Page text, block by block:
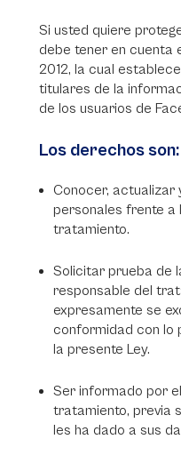
Si usted quiere
debe tener en cuenta
2012, la cual
titulares de la
de los usuarios de
Los derechos son:
Conocer,
personales frente a
tratamiento.
Solicitar prueba de
responsable del
expresamente se
conformidad con lo
la presente Ley.
Ser informado por
tratamiento, previa
les ha dado a sus